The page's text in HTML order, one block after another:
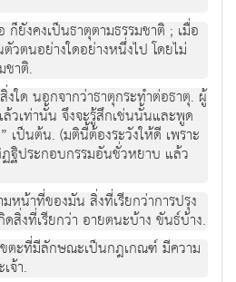
ยังคงเป็นธาตุตามธรรมชาติ ; เมื่อ
วตนอย่างใดอย่างหนึ่งไป โดยไม่
ชาติ.
งใด นอกจากว่าธาตุกระทำต่อธาตุ. ผู้
วเท่านั้น จึงจะรู้สึกเช่นนั้นและพูด
เป็นต้น. (มตินี้ต้องระวังให้ดี เพราะ
ฐิประกอบกรรมอันชั่วหยาบ แล้ว
หน้าที่ของมัน สิ่งที่เรียกว่าการปรุง
สิ่งที่เรียกว่า อายตนะบ้าง ขันธ์บ้าง.
ขตะที่มีลักษณะเป็นกฎเกณฑ์ มีความ
จ้า.